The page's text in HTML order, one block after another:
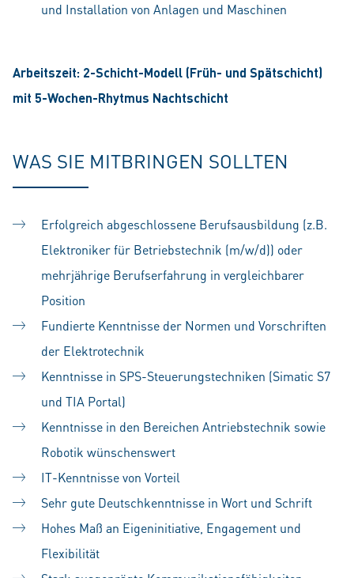
und Installation von Anlagen und Maschinen
Arbeitszeit: 2-Schicht-Modell (Früh- und Spätschicht)
mit 5-Wochen-Rhytmus Nachtschicht
WAS SIE MITBRINGEN SOLLTEN
Erfolgreich abgeschlossene Berufsausbildung (z.B.
Elektroniker für Betriebstechnik (m/w/d)) oder
mehrjährige Berufserfahrung in vergleichbarer
Position
Fundierte Kenntnisse der Normen und Vorschriften
der Elektrotechnik
Kenntnisse in SPS-Steuerungstechniken (Simatic S7
und TIA Portal)
Kenntnisse in den Bereichen Antriebstechnik sowie
Robotik wünschenswert
IT-Kenntnisse von Vorteil
Sehr gute Deutschkenntnisse in Wort und Schrift
Hohes Maß an Eigeninitiative, Engagement und
Flexibilität